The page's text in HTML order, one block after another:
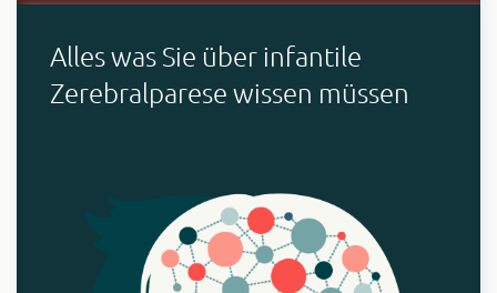
Alles was Sie über infantile
Zerebralparese wissen müssen